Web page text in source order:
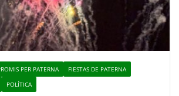
PER PATERNA
FIESTAS DE PATERNA
POLÍTICA